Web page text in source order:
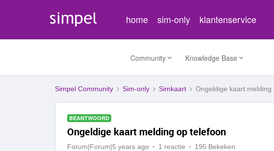
home sim-only klantenservice
Community Knowledge Base
Simpel Community Sim-only Simkaart Ongeldige kaart melding
BEANTWOORD
Ongeldige kaart melding op telefoon
Forum|Forum|5 years ago 1 reactie 195 Bekeken